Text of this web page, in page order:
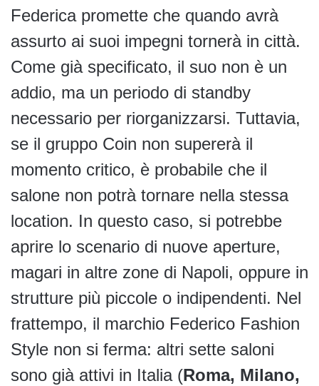
Federica promette che quando avrà
assurto ai suoi impegni tornerà in città.
Come già specificato, il suo non è un
addio, ma un periodo di standby
necessario per riorganizzarsi. Tuttavia,
se il gruppo Coin non supererà il
momento critico, è probabile che il
salone non potrà tornare nella stessa
location. In questo caso, si potrebbe
aprire lo scenario di nuove aperture,
magari in altre zone di Napoli, oppure in
strutture più piccole o indipendenti. Nel
frattempo, il marchio Federico Fashion
Style non si ferma: altri sette saloni
sono già attivi in Italia (Roma, Milano,